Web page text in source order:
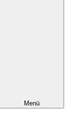
Menü